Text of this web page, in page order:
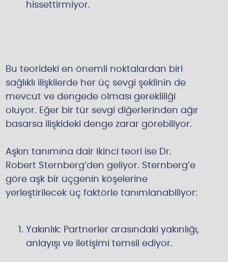
hissettirmiyor.
Bu teorideki en önemli noktalardan biri
sağlıklı ilişkilerde her üç sevgi şeklinin de
mevcut ve dengede olması gerekliliği
oluyor. Eğer bir tür sevgi diğerlerinden ağır
basarsa ilişkideki denge zarar görebiliyor.
Aşkın tanımına dair ikinci teori ise Dr.
Robert Sternberg’den geliyor. Sternberg’e
göre aşk bir üçgenin köşelerine
yerleştirilecek üç faktörle tanımlanabiliyor:
Yakınlık: Partnerler arasındaki yakınlığı,
anlayışı ve iletişimi temsil ediyor.